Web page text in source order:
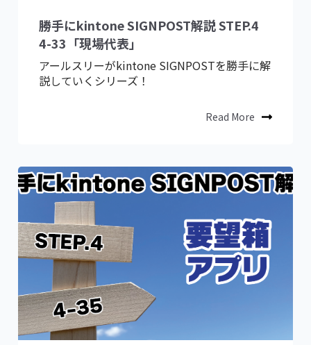
勝手にkintone SIGNPOST解説 STEP.4
4-33「現場代表」
アールスリーがkintone SIGNPOSTを勝手に解
説していくシリーズ！
Read More